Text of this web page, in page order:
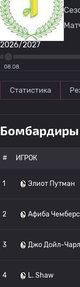
2026/2027
08.08.
Статистика
Бомбардиры
# ИГРОК
1 Элиот Путман
2 Афиба Чемберс
3 Джо Дойл-
4 L. Shaw